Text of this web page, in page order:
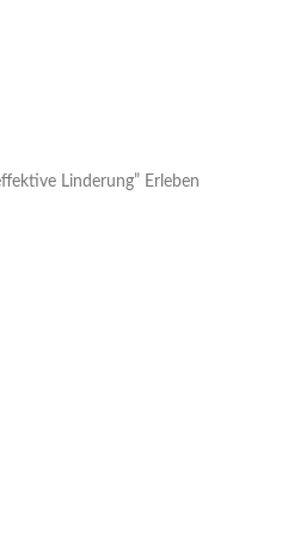
Linderung” Erleben